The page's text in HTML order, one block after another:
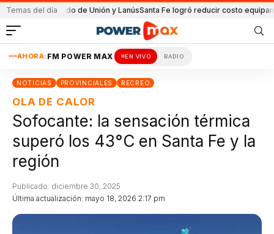
Temas del día
el partido de Unión y LanúsSanta Fe logró reducir costo equipamiento
AHORA: FM POWER MAX EN VIVO RADIO
NOTICIAS PROVINCIALES RECREO
OLA DE CALOR
Sofocante: la sensación térmica
superó los 43°C en Santa Fe y la
región
Última actualización: mayo 18, 2026 2:17 pm
Publicado: diciembre 30, 2025